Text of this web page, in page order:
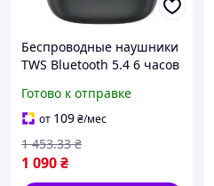
Беспроводные наушники
TWS Bluetooth 5.4 6 часов
черные с кейсом Type-C
для телефона музыки
Готово к отправке
от 109₴/мес
1 090₴
1 453.33 ₴